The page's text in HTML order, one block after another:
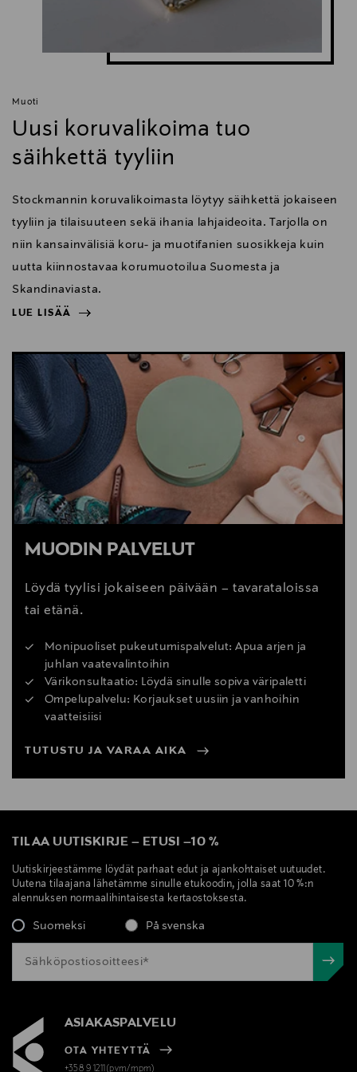
Muoti
Uusi koruvalikoima tuo
säihkettä tyyliin
Stockmannin koruvalikoimasta löytyy säihkettä jokaiseen
tyyliin ja tilaisuuteen sekä ihania lahjaideoita. Tarjolla on
niin kansainvälisiä koru- ja muotifanien suosikkeja kuin
uutta kiinnostavaa korumuotoilua Suomesta ja
Skandinaviasta.
LUE LISÄÄ
LUE LISÄÄ
MUODIN PALVELUT
Löydä tyylisi jokaiseen päivään – tavarataloissa
tai etänä.
Monipuoliset pukeutumispalvelut: Apua arjen ja
juhlan vaatevalintoihin
Värikonsultaatio: Löydä sinulle sopiva väripaletti
Ompelupalvelu: Korjaukset uusiin ja vanhoihin
vaatteisiisi
TUTUSTU JA VARAA AIKA
TILAA UUTISKIRJE – ETUSI –10 %
Uutiskirjeestämme löydät parhaat edut ja ajankohtaiset uutuudet.
Uutena tilaajana lähetämme sinulle etukoodin, jolla saat 10 %:n
alennuksen normaalihintaisesta kertaostoksesta.
Suomeksi På svenska
ASIAKASPALVELU
OTA YHTEYTTÄ
+358 9 1211(pvm/mpm)